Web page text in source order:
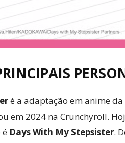
é a adaptação em anime
em 2024 na Crunchyroll.
é Days With My Stepsister.